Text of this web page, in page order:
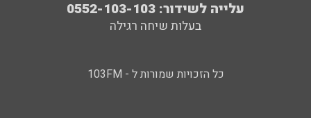
עלייה לשידור: 0552-103-103
בעלות שיחה רגילה
כל הזכויות שמורות ל - 103FM